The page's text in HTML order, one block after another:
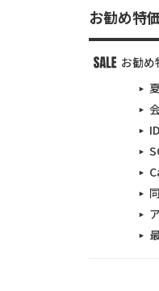
お勧め特
お勧め